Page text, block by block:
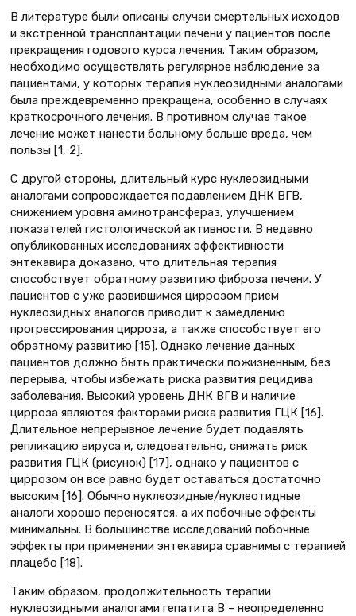
В литературе были описаны случаи смертельных исходов
и экстренной трансплантации печени у пациентов после
прекращения годового курса лечения. Таким образом,
необходимо осуществлять регулярное наблюдение за
пациентами, у которых терапия нуклеозидными аналогами
была преждевременно прекращена, особенно в случаях
краткосрочного лечения. В противном случае такое
лечение может нанести больному больше вреда, чем
пользы [1, 2].
С другой стороны, длительный курс нуклеозидными
аналогами сопровождается подавлением ДНК ВГВ,
снижением уровня аминотрансфераз, улучшением
показателей гистологической активности. В недавно
опубликованных исследованиях эффективности
энтекавира доказано, что длительная терапия
способствует обратному развитию фиброза печени. У
пациентов с уже развившимся циррозом прием
нуклеозидных аналогов приводит к замедлению
прогрессирования цирроза, а также способствует его
обратному развитию [15]. Однако лечение данных
пациентов должно быть практически пожизненным, без
перерыва, чтобы избежать риска развития рецидива
заболевания. Высокий уровень ДНК ВГВ и наличие
цирроза являются факторами риска развития ГЦК [16].
Длительное непрерывное лечение будет подавлять
репликацию вируса и, следовательно, снижать риск
развития ГЦК (рисунок) [17], однако у пациентов с
циррозом он все равно будет оставаться достаточно
высоким [16]. Обычно нуклеозидные/нуклеотидные
аналоги хорошо переносятся, а их побочные эффекты
минимальны. В большинстве исследований побочные
эффекты при применении энтекавира сравнимы с терапией
плацебо [18].
Таким образом, продолжительность терапии
нуклеозидными аналогами гепатита В – неопределенно